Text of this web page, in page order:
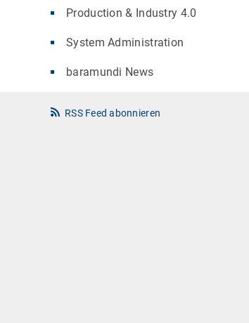
Production & Industry 4.0
System Administration
baramundi News
RSS Feed abonnieren